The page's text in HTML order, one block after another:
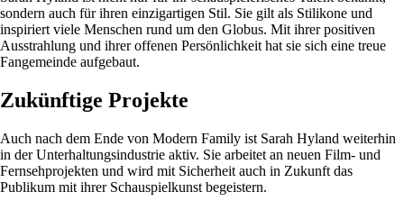
sondern auch für ihren einzigartigen Stil. Sie gilt als Stilikone und
inspiriert viele Menschen rund um den Globus. Mit ihrer positiven
Ausstrahlung und ihrer offenen Persönlichkeit hat sie sich eine treue
Fangemeinde aufgebaut.
Zukünftige Projekte
Auch nach dem Ende von Modern Family ist Sarah Hyland weiterhin
in der Unterhaltungsindustrie aktiv. Sie arbeitet an neuen Film- und
Fernsehprojekten und wird mit Sicherheit auch in Zukunft das
Publikum mit ihrer Schauspielkunst begeistern.